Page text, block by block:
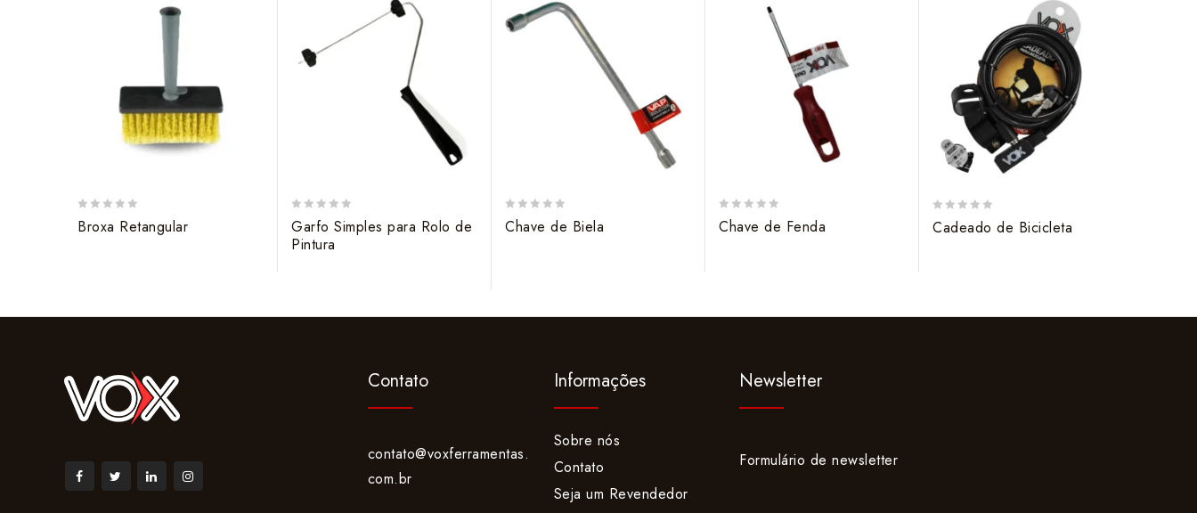
out
Broxa Retangular
out
of
Garfo Simples para Rolo de
Pintura
out
Chave de Biela
out
Chave de Fenda
out
Cadeado de Bicicleta
Contato
contato@voxferramentas.
com.br
Informações
Sobre nós
Contato
Seja um Revendedor
Newsletter
Formulário de newsletter